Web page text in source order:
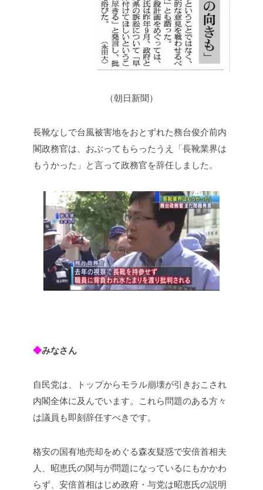
（朝日新聞）
長靴なしで台風被害地をおとずれた務台俊介前内
閣政務官は、おぶってもらったうえ「長靴業界は
もうかった」と言って政務官を辞任しました。
◆みなさん
自民党は、トップからモラル崩壊が引きおこされ
内閣全体に及んでいます。これら問題のある方々
は議員も即刻辞任すべきです。
格安の国有地売却をめぐる森友疑惑で安倍首相夫
人、昭恵氏の関与が問題になっているにもかかわ
らず、安倍首相はじめ政府・与党は昭恵氏の説明